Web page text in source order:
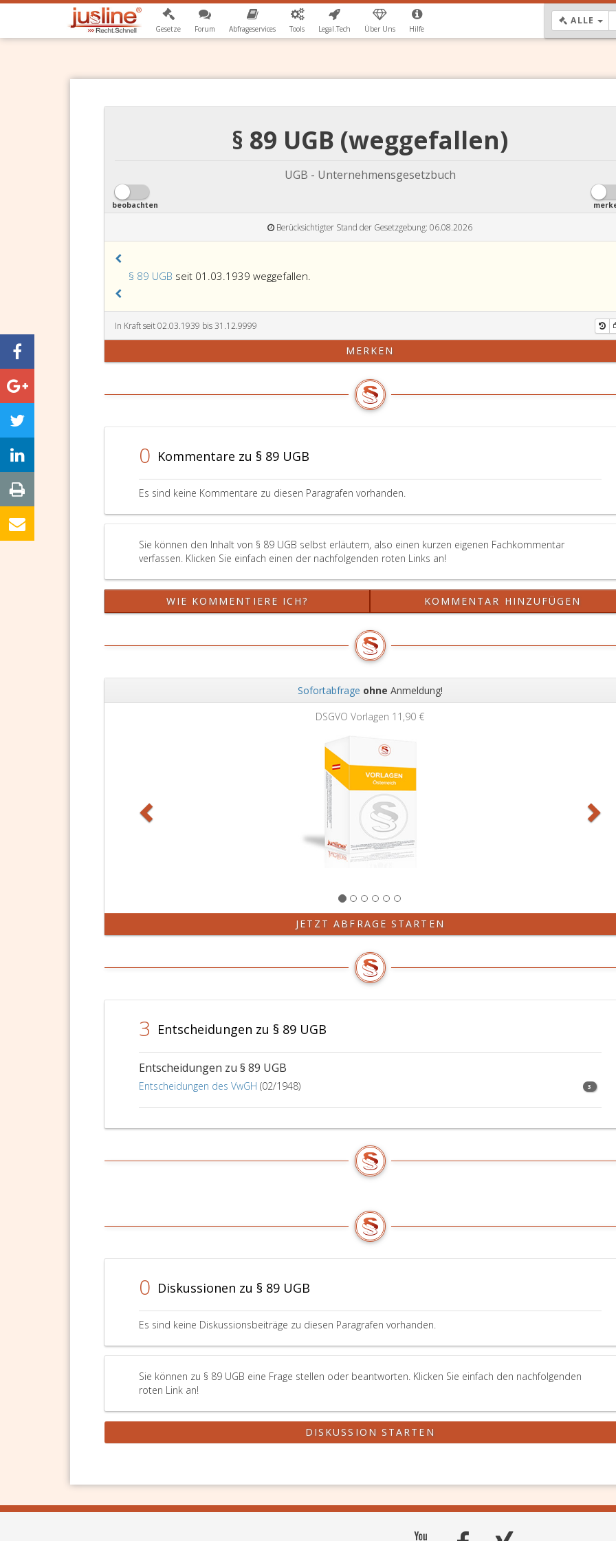
Gesetze Forum Abfrageservices Tools Legal.Tech Über Uns Hilfe
ALLE
§ 89 UGB (weggefallen)
UGB - Unternehmensgesetzbuch
beobachten
Berücksichtigter Stand der Gesetzgebung: 06.08.2026
§ 89 UGB seit 01.03.1939 weggefallen.
In Kraft seit 02.03.1939 bis 31.12.9999
MERKEN
0 Kommentare zu § 89 UGB
Es sind keine Kommentare zu diesen Paragrafen vorhanden.
Sie können den Inhalt von § 89 UGB selbst erläutern, also einen kurzen eigenen Fachkommentar
verfassen. Klicken Sie einfach einen der nachfolgenden roten Links an!
WIE KOMMENTIERE ICH? KOMMENTAR HINZUFÜGEN
Sofortabfrage ohne Anmeldung!
DSGVO Vorlagen 11,90 €
JETZT ABFRAGE STARTEN
3 Entscheidungen zu § 89 UGB
Entscheidungen zu § 89 UGB
Entscheidungen des VwGH (02/1948) 3
0 Diskussionen zu § 89 UGB
Es sind keine Diskussionsbeiträge zu diesen Paragrafen vorhanden.
Sie können zu § 89 UGB eine Frage stellen oder beantworten. Klicken Sie einfach den nachfolgenden
roten Link an!
DISKUSSION STARTEN